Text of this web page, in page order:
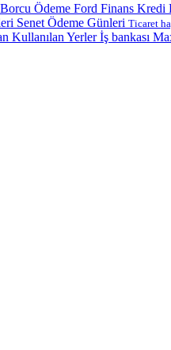
Ford Finans Kredi
Senet Ödeme Günleri Ticaret
İş bankası